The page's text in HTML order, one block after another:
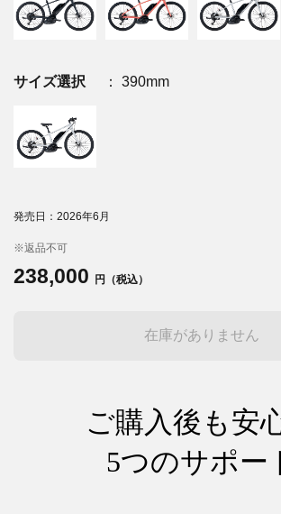
サイズ選択 ： 390mm
発売日：2026年6月
※返品不可
238,000 円（税込）
在庫がありません